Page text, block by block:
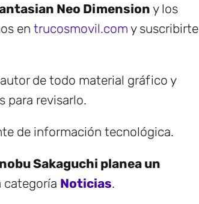
Neo Dimension y los
en trucosmovil.com y suscribirte
de todo material gráfico y
para revisarlo.
de información tecnológica.
Sakaguchi planea un
categoría Noticias.